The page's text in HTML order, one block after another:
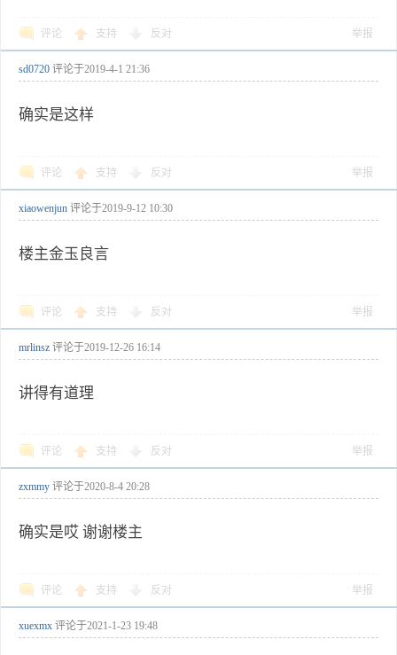
评论 支持 反对 举报
sd0720 评论于2019-4-1 21:36
确实是这样
评论 支持 反对 举报
xiaowenjun 评论于2019-9-12 10:30
楼主金玉良言
评论 支持 反对 举报
mrlinsz 评论于2019-12-26 16:14
讲得有道理
评论 支持 反对 举报
zxmmy 评论于2020-8-4 20:28
确实是哎 谢谢楼主
评论 支持 反对 举报
xuexmx 评论于2021-1-23 19:48